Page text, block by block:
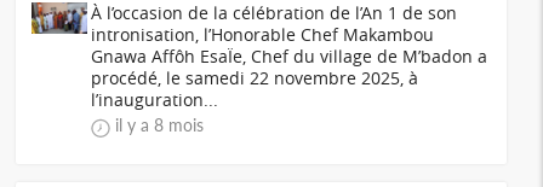
À l’occasion de la célébration de l’An 1 de son
intronisation, l’Honorable Chef Makambou
Gnawa Affôh EsaÏe, Chef du village de M’badon a
procédé, le samedi 22 novembre 2025, à
l’inauguration...
il y a 8 mois